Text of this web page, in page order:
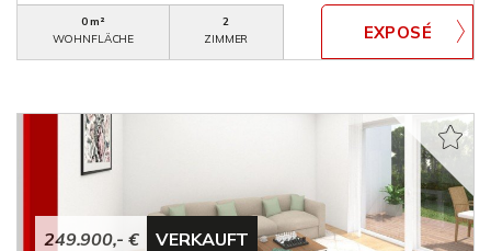
0 m²
WOHNFLÄCHE
2
ZIMMER
249.900,- € VERKAUFT